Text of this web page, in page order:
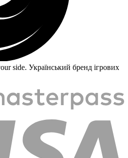
side. Український бренд ігрових